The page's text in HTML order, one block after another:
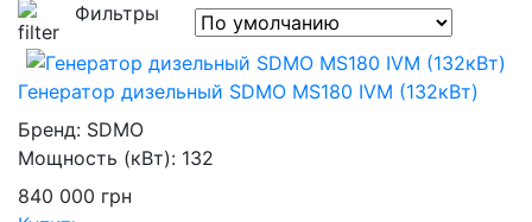
Фильтры
Генератор дизельный SDMO MS180 IVM (132кВт)
Бренд: SDMO
Мощность (кВт): 132
840 000 грн